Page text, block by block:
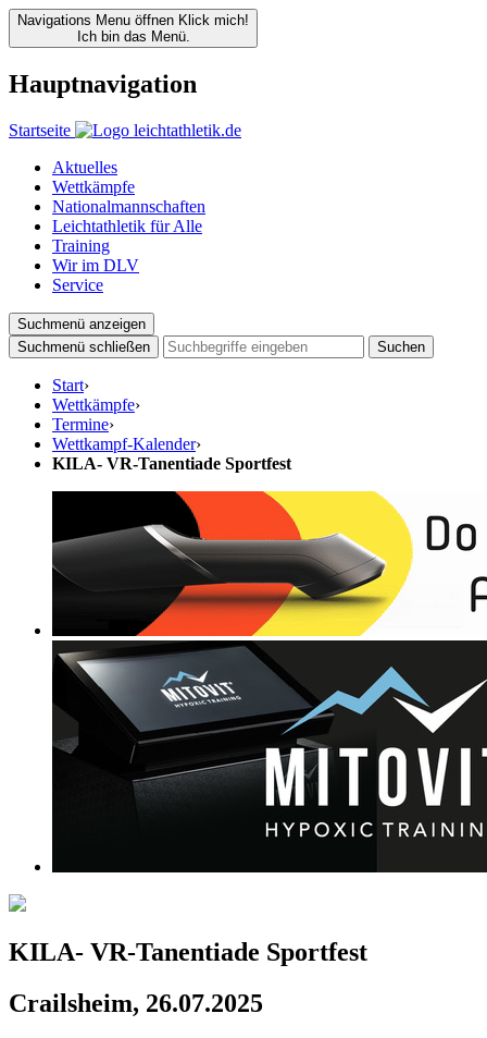
Navigations Menu öffnen Klick mich!
Ich bin das Menü.
Hauptnavigation
Startseite
Aktuelles
Wettkämpfe
Nationalmannschaften
Leichtathletik für Alle
Training
Wir im DLV
Service
Suchmenü anzeigen
Suchmenü schließen
Suchen
Start›
Wettkämpfe›
Termine›
Wettkampf-Kalender›
KILA- VR-Tanentiade Sportfest
KILA- VR-Tanentiade Sportfest
Crailsheim, 26.07.2025